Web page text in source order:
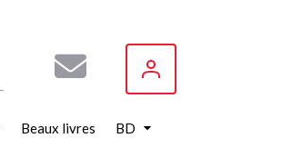
Beaux livres BD